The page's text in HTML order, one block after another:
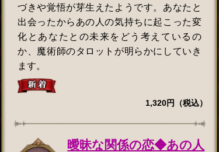
づきや覚悟が芽生えたようです。あなたと
出会ったからあの人の気持ちに起こった変
化とあなたとの未来をどう考えているの
か、魔術師のタロットが明らかにしていき
ます。
1,320円（税込）
曖昧な関係の恋◆あの人